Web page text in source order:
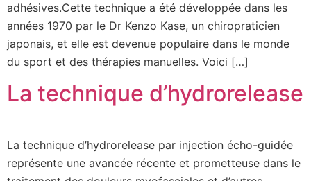
adhésives.Cette technique a été développée dans les
années 1970 par le Dr Kenzo Kase, un chiropraticien
japonais, et elle est devenue populaire dans le monde
du sport et des thérapies manuelles. Voici […]
La technique d’hydrorelease
La technique d’hydrorelease par injection écho-guidée
représente une avancée récente et prometteuse dans le